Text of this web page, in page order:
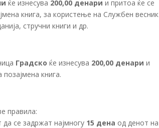
ќе изнесува 200,00 денари и притоа ќе се
книга, за користење на Службен весник
стручни книги и др.
Градско ќе изнесува 200,00 денари и
позајмена книга.
правила:
се задржат најмногу 15 дена од денот на